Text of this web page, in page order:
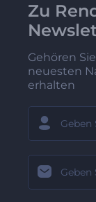
Zu
Gehören
neuesten
erhalten